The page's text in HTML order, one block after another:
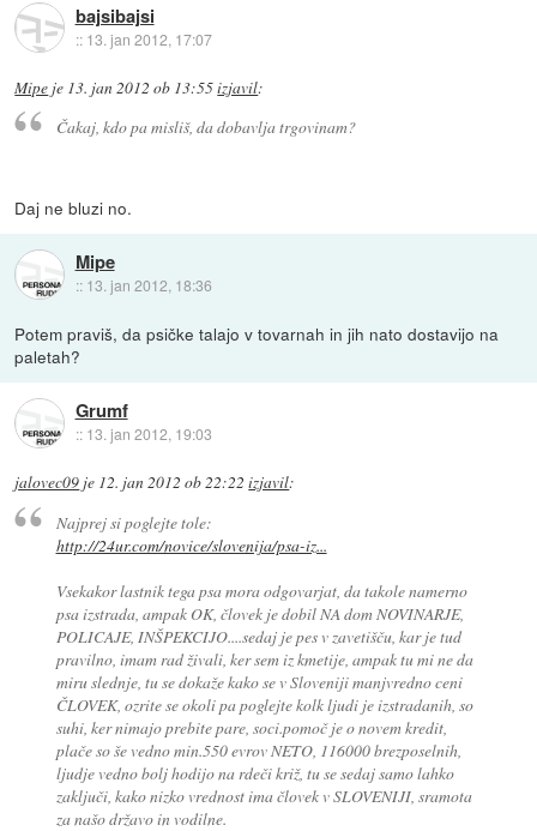
bajsibajsi
:: 13. jan 2012, 17:07
Mipe je 13. jan 2012 ob 13:55izjavil:
Čakaj, kdo pa misliš, da dobavlja trgovinam?
Daj ne bluzi no.
Mipe
:: 13. jan 2012, 18:36
Potem praviš, da psičke talajo v tovarnah in jih nato dostavijo na
paletah?
Grumf
:: 13. jan 2012, 19:03
jalovec09 je 12. jan 2012 ob 22:22 izjavil:
Najprej si poglejte tole:
http://24ur.com/novice/slovenija/psa-iz...
Vsekakor lastnik tega psa mora odgovarjat, da takole namerno
psa izstrada, ampak OK, človek je dobil NA dom NOVINARJE,
POLICAJE, INŠPEKCIJO....sedaj je pes v zavetišču, kar je tud
pravilno, imam rad živali, ker sem iz kmetije, ampak tu mi ne da
miru slednje, tu se dokaže kako se v Sloveniji manjvredno ceni
ČLOVEK, ozrite se okoli pa poglejte kolk ljudi je izstradanih, so
suhi, ker nimajo prebite pare, soci.pomoč je o novem kredit,
plače so še vedno min.550 evrov NETO, 116000 brezposelnih,
ljudje vedno bolj hodijo na rdeči križ, tu se sedaj samo lahko
zaključi, kako nizko vrednost ima človek v SLOVENIJI, sramota
za našo državo in vodilne.